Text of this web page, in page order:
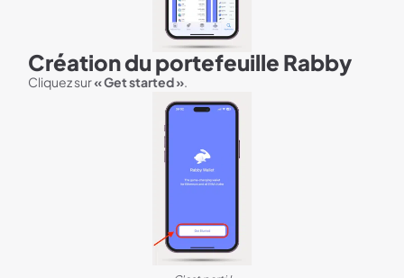
Création du portefeuille Rabby
Cliquez sur« Get started ».